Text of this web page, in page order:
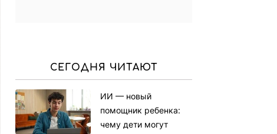
СЕГОДНЯ ЧИТАЮТ
ИИ — новый
помощник ребенка:
чему дети могут